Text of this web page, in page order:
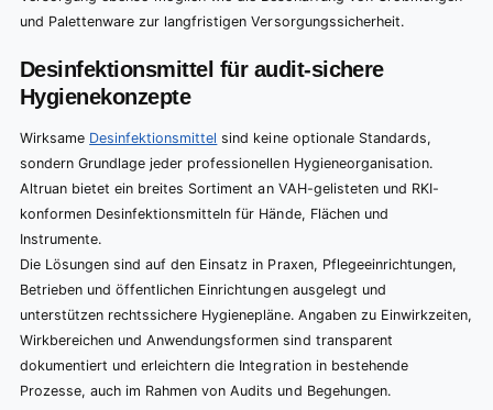
und Palettenware zur langfristigen Versorgungssicherheit.
Desinfektionsmittel für audit-sichere
Hygienekonzepte
Wirksame Desinfektionsmittel sind keine optionale Standards,
sondern Grundlage jeder professionellen Hygieneorganisation.
Altruan bietet ein breites Sortiment an VAH-gelisteten und RKI-
konformen Desinfektionsmitteln für Hände, Flächen und
Instrumente.
Die Lösungen sind auf den Einsatz in Praxen, Pflegeeinrichtungen,
Betrieben und öffentlichen Einrichtungen ausgelegt und
unterstützen rechtssichere Hygienepläne. Angaben zu Einwirkzeiten,
Wirkbereichen und Anwendungsformen sind transparent
dokumentiert und erleichtern die Integration in bestehende
Prozesse, auch im Rahmen von Audits und Begehungen.